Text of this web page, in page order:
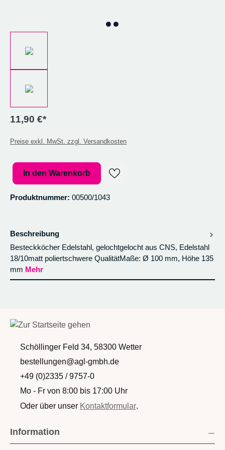
11,90 €*
Preise exkl. MwSt. zzgl. Versandkosten
Produkt Anzahl: Gib den gewünschten Wert ein oder benutze die
In den Warenkorb
Produktnummer: 00500/1043
Beschreibung
Besteckköcher Edelstahl, gelochtgelocht aus CNS, Edelstahl
18/10matt poliertschwere QualitätMaße: Ø 100 mm, Höhe 135
mm Mehr
Schöllinger Feld 34, 58300 Wetter
bestellungen@agl-gmbh.de
+49 (0)2335 / 9757-0
Mo - Fr von 8:00 bis 17:00 Uhr
Oder über unser Kontaktformular.
Information